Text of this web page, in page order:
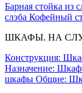
Барная стойка из
слэба Кофейный
ШКАФЫ. НА
Конструкция:
Назначение:
шкафы Общие: